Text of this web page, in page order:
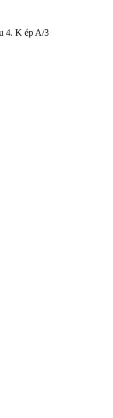
4. K ép A/3